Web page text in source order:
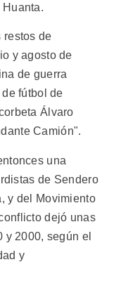
restos de
y agosto de
de guerra
fútbol de
Álvaro
Camión".
una
de Sendero
y del Movimiento
dejó unas
2000, según el
y